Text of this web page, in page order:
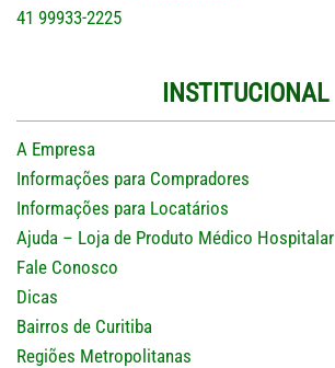
41 99933-2225
INSTITUCIONAL
A Empresa
Informações para Compradores
Informações para Locatários
Ajuda – Loja de Produto Médico Hospitalar
Fale Conosco
Dicas
Bairros de Curitiba
Regiões Metropolitanas